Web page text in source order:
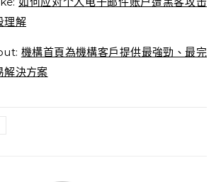
理解
機構首頁為機構客戶提供最強勁、最完
解決方案